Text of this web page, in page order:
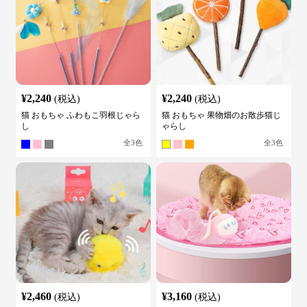
¥2,240 (税込)
猫 おもちゃ ふわもこ羽根じゃら
し
全3色
¥2,240 (税込)
猫 おもちゃ 果物畑のお散歩猫じ
ゃらし
全3色
¥2,460 (税込) ¥3,160 (税込)